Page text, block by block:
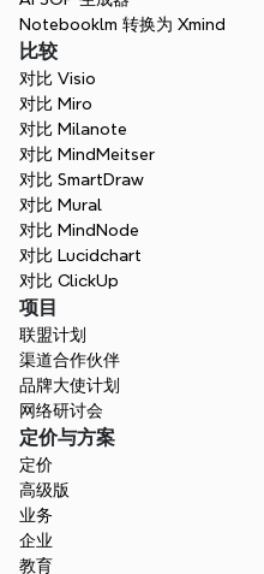
Notebooklm 转换为 Xmind
比较
对比 Visio
对比 Miro
对比 Milanote
对比 MindMeitser
对比 SmartDraw
对比 Mural
对比 MindNode
对比 Lucidchart
对比 ClickUp
项目
联盟计划
渠道合作伙伴
品牌大使计划
网络研讨会
定价与方案
定价
高级版
业务
企业
教育